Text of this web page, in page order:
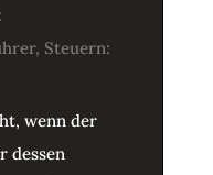
, Steuern:
wenn der
dessen